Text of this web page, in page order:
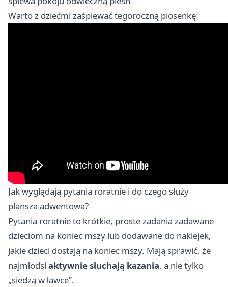
Warto z dziećmi zaśpiewać tegoroczną piosenkę:
Jak wyglądają pytania roratnie i do czego służy
plansza adwentowa?
Pytania roratnie to krótkie, proste zadania zadawane
dzieciom na koniec mszy lub dodawane do naklejek,
jakie dzieci dostają na koniec mszy. Mają sprawić, że
najmłodsi aktywnie słuchają kazania, a nie tylko
„siedzą w ławce”.